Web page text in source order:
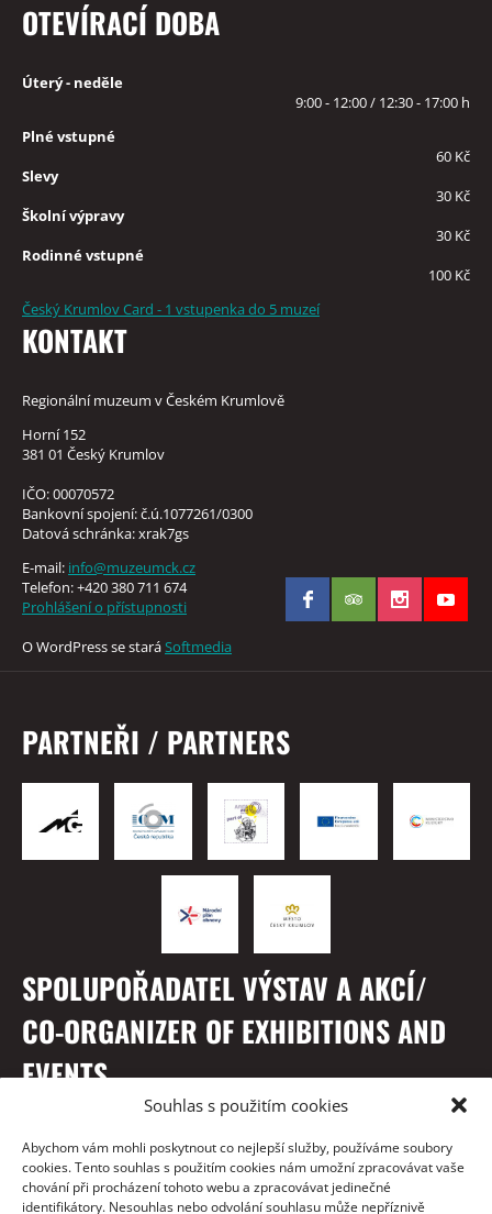
Souhlas s použitím cookies
Abychom vám mohli poskytnout co nejlepší služby, používáme soubory
cookies. Tento souhlas s použitím cookies nám umožní zpracovávat vaše
chování při procházení tohoto webu a zpracovávat jedinečné
identifikátory. Nesouhlas nebo odvolání souhlasu může nepříznivě
OTEVÍRACÍ DOBA
Úterý - neděle
9:00 - 12:00 / 12:30 - 17:00 h
Plné vstupné
60 Kč
Slevy
30 Kč
Školní výpravy
30 Kč
Rodinné vstupné
100 Kč
Český Krumlov Card - 1 vstupenka do 5 muzeí
KONTAKT
Regionální muzeum v Českém Krumlově
Horní 152
381 01 Český Krumlov
IČO: 00070572
Bankovní spojení: č.ú.1077261/0300
Datová schránka: xrak7gs
E-mail: info@muzeumck.cz
Telefon: +420 380 711 674
Prohlášení o přístupnosti
O WordPress se staráSoftmedia
PARTNEŘI / PARTNERS
SPOLUPOŘADATEL VÝSTAV A AKCÍ/
CO-ORGANIZER OF EXHIBITIONS AND
EVENTS